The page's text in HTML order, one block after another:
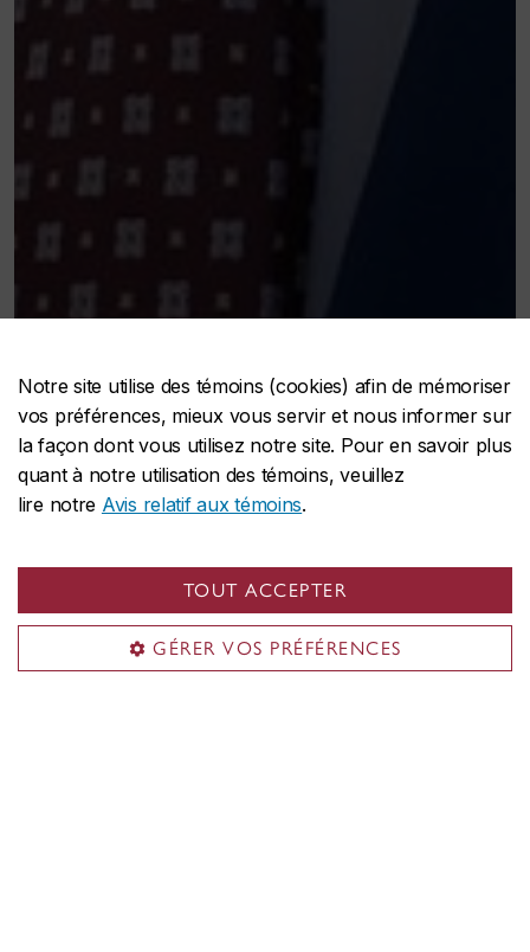
Notre site utilise des témoins (cookies) afin de mémoriser
vos préférences, mieux vous servir et nous informer sur
la façon dont vous utilisez notre site. Pour en savoir plus
quant à notre utilisation des témoins, veuillez
lire notre Avis relatif aux témoins.
TOUT ACCEPTER
GÉRER VOS PRÉFÉRENCES
Joé Leduc
Quels sont les facteurs qui donnent du sens au travail, et